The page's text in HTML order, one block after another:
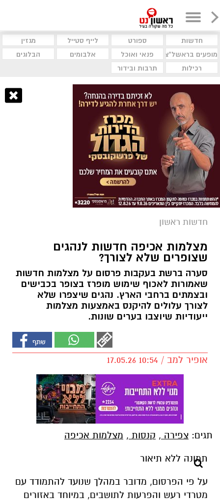
חדשות ספורט לייף סטייל
מגזין
מופעים בראשל"צ
פנאי ואוכל אלבומים
הבלוגים
רכילות
תרבות ובידור
חדשות ראשון
מצלמות אכיפה חדשות לנהגים
שצופרים שלא לצורך?
סערה ברשת בעקבות פרסום על מצלמות חדשות
שאמורות לאכוף שימוש מופרז בצופר בכבישים
ובצמתים ברחבי הארץ. נהגים שיצפרו שלא
לצורך עלולים להיקנס באמצעות מצלמות
ייעודיות שיוצבו בערים שונות.
אופיר למב / 10:54 17.05.26
תגים: צפירה , קנסות , מצלמות אכיפה
על פי הפרסום, מדובר במהלך שנועד להתמודד עם
מטרדי רעש והפרעות לתושבים, במיוחד באזורים